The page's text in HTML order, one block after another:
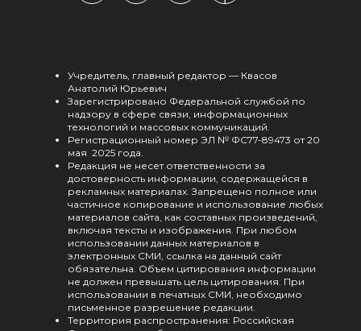
Учредитель, главный редактор — Квасов
Анатолий Юрьевич
Зарегистрировано Федеральной службой по
надзору в сфере связи, информационных
технологий и массовых коммуникаций.
Регистрационный номер ЭЛ № ФС77-89473 от 20
мая 2025 года.
Редакция не несет ответственности за
достоверность информации, содержащейся в
рекламных материалах. Запрещено полное или
частичное копирование и использование любых
материалов сайта, как составных произведений,
включая тексты и изображения. При любом
использовании данных материалов в
электронных СМИ, ссылка на данный сайт
обязательна. Объем цитирования информации
не должен превышать цель цитирования. При
использовании в печатных СМИ, необходимо
письменное разрешение редакции.
Территория распространения: Российская